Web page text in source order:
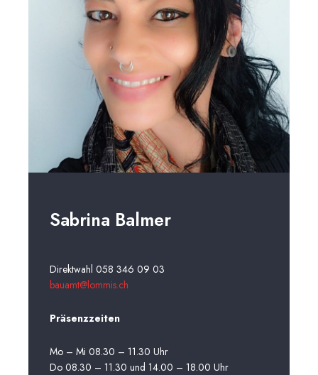
Sabrina Balmer
Direktwahl 058 346 09 03
bauamt@lommis.ch
Präsenzzeiten
Mo – Mi 08.30 – 11.30 Uhr
Do 08.30 – 11.30 und 14.00 – 18.00 Uhr